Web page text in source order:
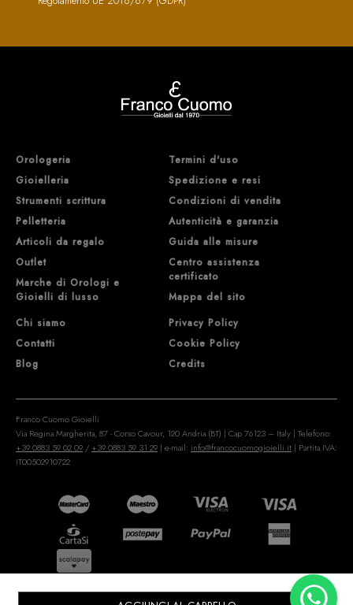
Orologeria
Gioielleria
Strumenti scrittura
Pelletteria
Articoli da regalo
Outlet
Marche di Orologi e
Gioielli di lusso
Chi siamo
Contatti
Blog
Termini d'uso
Spedizione e resi
Condizioni di vendita
Autenticità e garanzia
Guida alle misure
Centro assistenza
certificato
Mappa del sito
Privacy Policy
Cookie Policy
Credits
Franco Cuomo Gioielli
Via Regina Margherita, 87 - Corso Cavour, 120 Andria (BT) | Cap 76123 – Italy | Telefono:
+39 0883 59 02 09 / +39 0883 59 31 29 | e-mail: info@francocuomogioielli.it | Partita IVA:
IT00502910722